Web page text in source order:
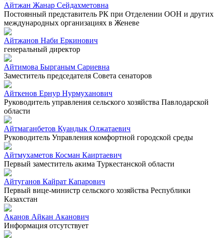
Айтжан Жанар Сейдахметовна
Постоянный представитель РК при Отделении ООН и других
международных организациях в Женеве
Айтжанов Наби Еркинович
генеральный директор
Айтимова Бырганым Сариевна
Заместитель председателя Совета сенаторов
Айткенов Ернур Нурмуханович
Руководитель управления сельского хозяйства Павлодарской
области
Айтмаганбетов Куандык Олжатаевич
Руководитель Управления комфортной городской среды
Айтмухаметов Косман Каиртаевич
Первый заместитель акима Туркестанской области
Айтуганов Кайрат Капарович
Первый вице-министр сельского хозяйства Республики
Казахстан
Аканов Айкан Аканович
Информация отсутствует